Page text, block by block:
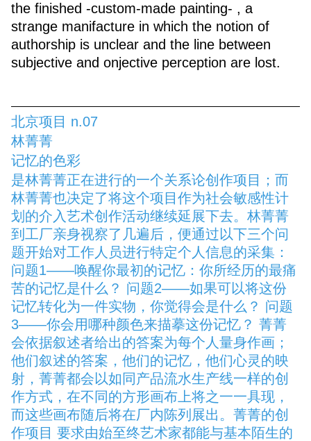
the finished -custom-made painting- , a
strange manifacture in which the notion of
authorship is unclear and the line between
subjective and onjective perception are lost.
北京项目 n.07
林菁菁
记忆的色彩
是林菁菁正在进行的一个关系论创作项目；而
林菁菁也决定了将这个项目作为社会敏感性计
划的介入艺术创作活动继续延展下去。林菁菁
到工厂亲身视察了几遍后，便通过以下三个问
题开始对工作人员进行特定个人信息的采集：
问题1——唤醒你最初的记忆：你所经历的最痛
苦的记忆是什么？ 问题2——如果可以将这份
记忆转化为一件实物，你觉得会是什么？ 问题
3——你会用哪种颜色来描摹这份记忆？ 菁菁
会依据叙述者给出的答案为每个人量身作画；
他们叙述的答案，他们的记忆，他们心灵的映
射，菁菁都会以如同产品流水生产线一样的创
作方式，在不同的方形画布上将之一一具现，
而这些画布随后将在厂内陈列展出。菁菁的创
作项目 要求由始至终艺术家都能与基本陌生的